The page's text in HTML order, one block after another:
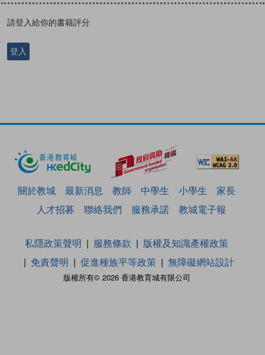
請登入給你的書籍評分
登入
關於教城 最新消息 教師 中學生 小學生
家長
人才招募
聯絡我們 服務承諾 教城電子報
版權所有© 2026 香港教育城有限公司
私隱政策聲明 服務條款
版權及知識產權政策
免責聲明
促進種族平等政策 無障礙網站設計